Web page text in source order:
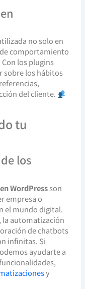
no solo en
comportamiento
los plugins
sobre los hábitos
del cliente.
tu
los
WordPressson
empresa o
el mundo digital.
, la automatización
de chatbots
infinitas. Si
ayudarte a
y